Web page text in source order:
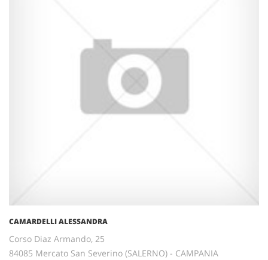
CAMARDELLI ALESSANDRA
Corso Diaz Armando, 25
84085 Mercato San Severino (SALERNO) - CAMPANIA